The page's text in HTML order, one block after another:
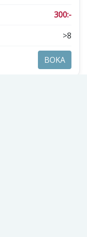
300:-
>8
BOKA